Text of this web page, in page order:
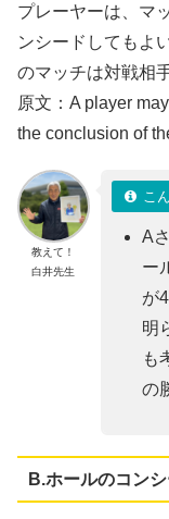
プレーヤーは、マ
ンシードしてもよ
のマッチは対戦相
原文：A player
the conclusion of
教えて！
白井先生
こ
A
ー
が
明
も
の
B.ホールのコン